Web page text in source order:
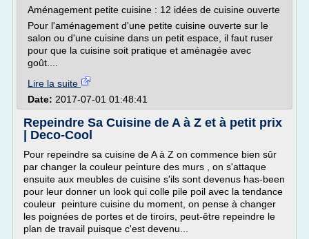
Aménagement petite cuisine : 12 idées de cuisine ouverte
Pour l'aménagement d'une petite cuisine ouverte sur le
salon ou d'une cuisine dans un petit espace, il faut ruser
pour que la cuisine soit pratique et aménagée avec
goût....
Lire la suite
Date: 2017-07-01 01:48:41
Repeindre Sa Cuisine de A à Z et à petit prix
| Deco-Cool
Pour repeindre sa cuisine de A à Z on commence bien sûr
par changer la couleur peinture des murs , on s'attaque
ensuite aux meubles de cuisine s'ils sont devenus has-been
pour leur donner un look qui colle pile poil avec la tendance
couleur peinture cuisine du moment, on pense à changer
les poignées de portes et de tiroirs, peut-être repeindre le
plan de travail puisque c'est devenu...